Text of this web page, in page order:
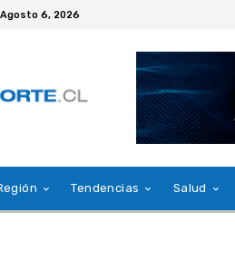
6, 2026
Tendencias Salud